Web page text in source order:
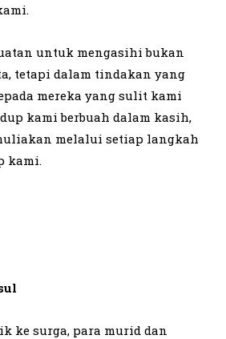
untuk mengasihi bukan
tetapi dalam tindakan yang
mereka yang sulit kami
kami berbuah dalam kasih,
melalui setiap langkah
kami.
ke surga, para murid dan